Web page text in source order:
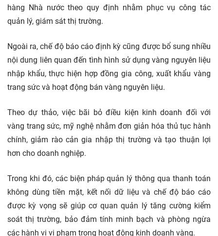
hàng Nhà nước theo quy định nhằm phục vụ công tác
quản lý, giám sát thị trường.
Ngoài ra, chế độ báo cáo định kỳ cũng được bổ sung nhiều
nội dung liên quan đến tình hình sử dụng vàng nguyên liệu
nhập khẩu, thực hiện hợp đồng gia công, xuất khẩu vàng
trang sức và hoạt động bán vàng nguyên liệu.
Theo dự thảo, việc bãi bỏ điều kiện kinh doanh đối với
vàng trang sức, mỹ nghệ nhằm đơn giản hóa thủ tục hành
chính, giảm rào cản gia nhập thị trường và tạo thuận lợi
hơn cho doanh nghiệp.
Trong khi đó, các biện pháp quản lý thông qua thanh toán
không dùng tiền mặt, kết nối dữ liệu và chế độ báo cáo
được kỳ vọng sẽ giúp cơ quan quản lý tăng cường kiểm
soát thị trường, bảo đảm tính minh bạch và phòng ngừa
các hành vi vi phạm trong hoạt động kinh doanh vàng.